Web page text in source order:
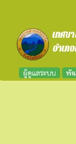
เทศบ
อำเภ
ผู้ดูแลระบบ พั